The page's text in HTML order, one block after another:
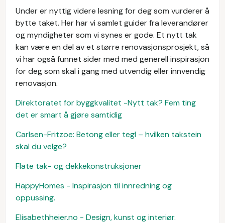
Under er nyttig videre lesning for deg som vurderer å
bytte taket. Her har vi samlet guider fra leverandører
og myndigheter som vi synes er gode. Et nytt tak
kan være en del av et større renovasjonsprosjekt, så
vi har også funnet sider med med generell inspirasjon
for deg som skal i gang med utvendig eller innvendig
renovasjon.
Direktoratet for byggkvalitet -Nytt tak? Fem ting
det er smart å gjøre samtidig
Carlsen-Fritzoe: Betong eller tegl – hvilken takstein
skal du velge?
Flate tak- og dekkekonstruksjoner
HappyHomes - Inspirasjon til innredning og
oppussing.
Elisabethheier.no - Design, kunst og interiør.